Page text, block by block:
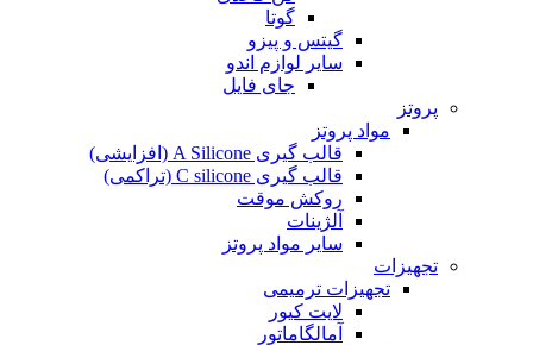
گوتا
گیتس و پیزو
سایر لوازم اندو
جای فایل
پروتز
مواد پروتز
قالب گیری A Silicone (افزایشی)
قالب گیری C silicone (تراکمی)
روکش موقت
آلژینات
سایر مواد پروتز
تجهیزات
تجهیزات ترمیمی
لایت کیور
آمالگاماتور